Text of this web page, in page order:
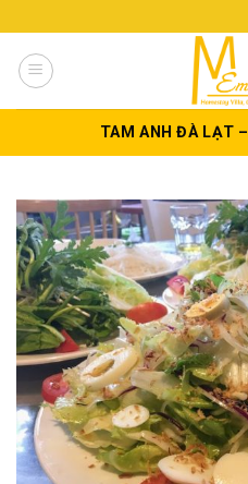
to
content
TAM ANH ĐÀ LẠT